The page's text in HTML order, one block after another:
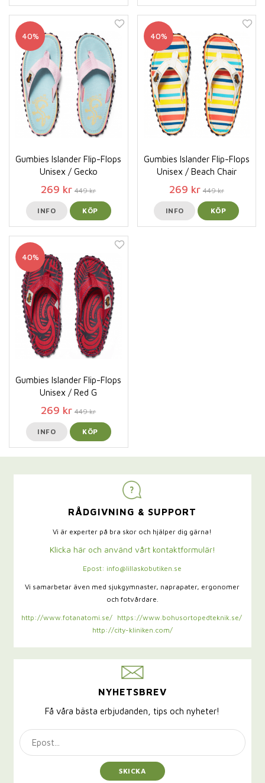
40%
Gumbies Islander Flip-Flops
Unisex / Gecko
269 kr 449 kr
INFO KÖP
40%
Gumbies Islander Flip-Flops
Unisex / Beach Chair
269 kr 449 kr
INFO KÖP
40%
Gumbies Islander Flip-Flops
Unisex / Red G
269 kr 449 kr
INFO KÖP
RÅDGIVNING & SUPPORT
Vi är experter på bra skor och hjälper dig gärna!
Klicka här och använd vårt kontaktformulär!
Epost: info@lillaskobutiken.se
Vi samarbetar även med sjukgymnaster, naprapater, ergonomer
och fotvårdare.
http://www.fotanatomi.se/
https://www.bohusortopedteknik.se/
http://city-kliniken.com/
NYHETSBREV
Få våra bästa erbjudanden, tips och nyheter!
SKICKA